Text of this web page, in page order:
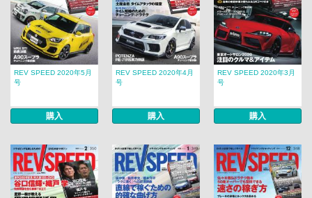
REV SPEED 2020年5月
号
購入
REV SPEED 2020年4月
号
購入
REV SPEED 2020年3月
号
購入